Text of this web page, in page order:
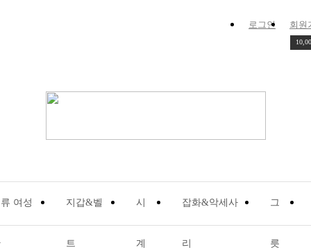
로그인 회원
여성 지갑&벨
트
시
계
잡화&악세사
리
그
릇